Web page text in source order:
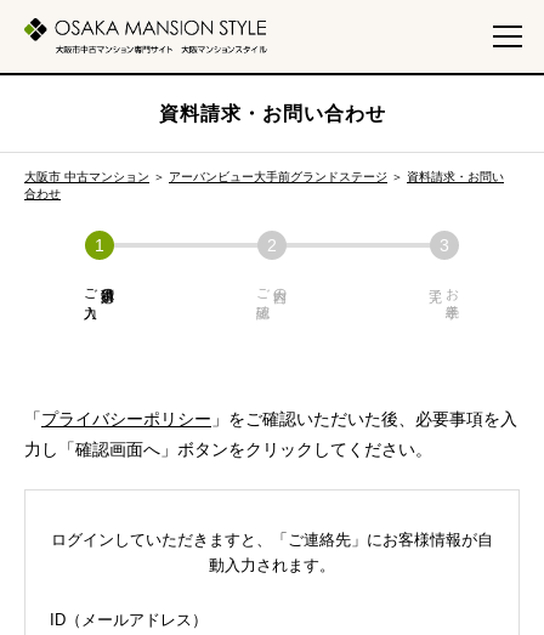
資料請求・お問い合わせ
大阪市 中古マンション ＞ アーバンビュー大手前グランドステージ ＞ 資料請求・お問い
合わせ
必須項目の
ご入力 内容の
ご確認 お手続き
「プライバシーポリシー 」をご確認いただいた後、必要事項を入
力し「確認画面へ」ボタンをクリックしてください。
ログインしていただきますと、「ご連絡先」にお客様情報が自
動入力されます。
ID（メールアドレス）